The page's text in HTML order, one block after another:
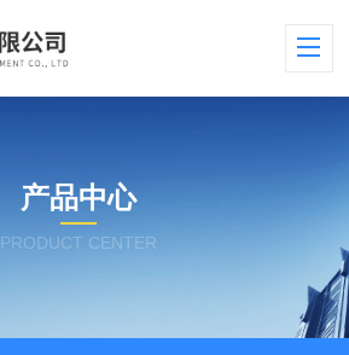
产品中心
PRODUCT CENTER